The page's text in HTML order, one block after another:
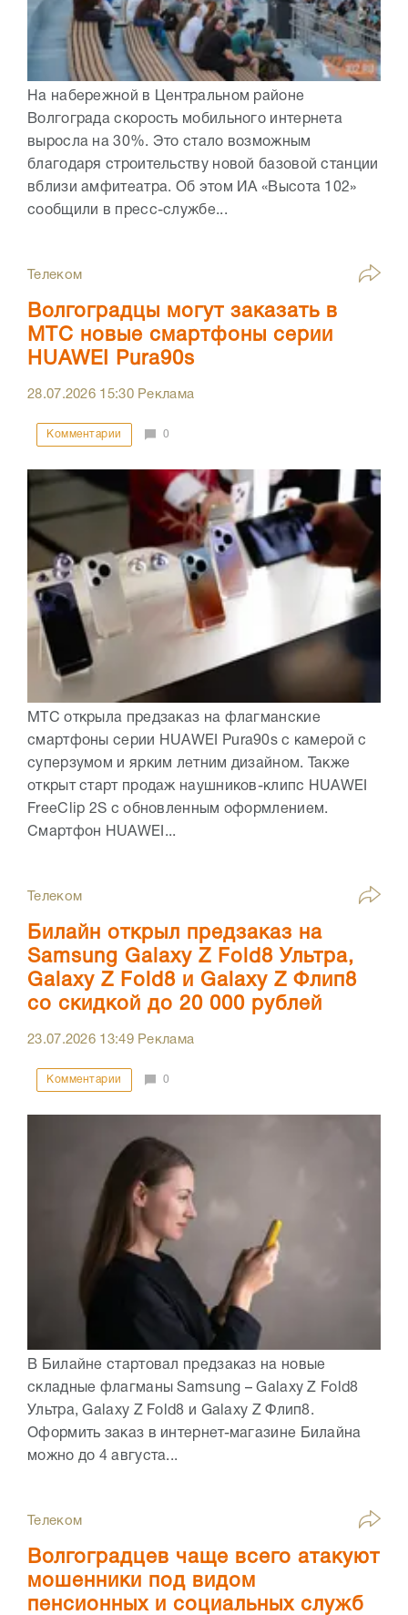
На набережной в Центральном районе
Волгограда скорость мобильного интернета
выросла на 30%. Это стало возможным
благодаря строительству новой базовой станции
вблизи амфитеатра. Об этом ИА «Высота 102»
сообщили в пресс-службе...
Телеком
Волгоградцы могут заказать в
МТС новые смартфоны серии
HUAWEI Pura90s
28.07.2026 15:30Реклама
Комментарии 0
МТС открыла предзаказ на флагманские
смартфоны серии HUAWEI Pura90s с камерой с
суперзумом и ярким летним дизайном. Также
открыт старт продаж наушников-клипс HUAWEI
FreeClip 2S с обновленным оформлением.
Смартфон HUAWEI...
Телеком
Билайн открыл предзаказ на
Samsung Galaxy Z Fold8 Ультра,
Galaxy Z Fold8 и Galaxy Z Флип8
со скидкой до 20 000 рублей
23.07.2026 13:49Реклама
Комментарии 0
В Билайне стартовал предзаказ на новые
складные флагманы Samsung – Galaxy Z Fold8
Ультра, Galaxy Z Fold8 и Galaxy Z Флип8.
Оформить заказ в интернет-магазине Билайна
можно до 4 августа...
Телеком
Волгоградцев чаще всего атакуют
мошенники под видом
пенсионных и социальных служб